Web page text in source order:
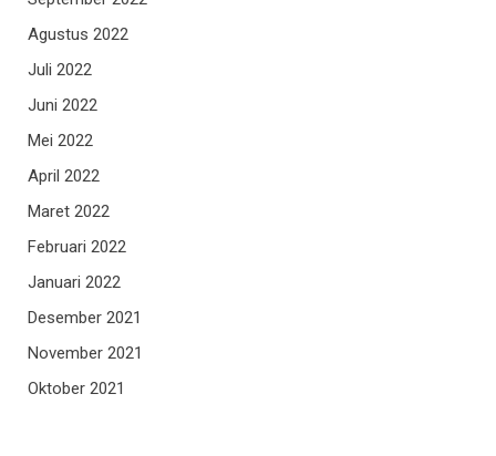
Agustus 2022
Juli 2022
Juni 2022
Mei 2022
April 2022
Maret 2022
Februari 2022
Januari 2022
Desember 2021
November 2021
Oktober 2021